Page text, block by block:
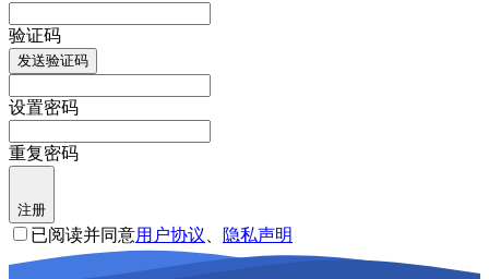
验证码
发送验证码
设置密码
重复密码
注册
已阅读并同意用户协议 隐私声明